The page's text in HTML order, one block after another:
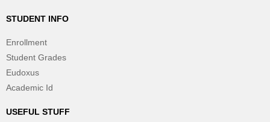
STUDENT INFO
Enrollment
Student Grades
Eudoxus
Academic Id
USEFUL STUFF